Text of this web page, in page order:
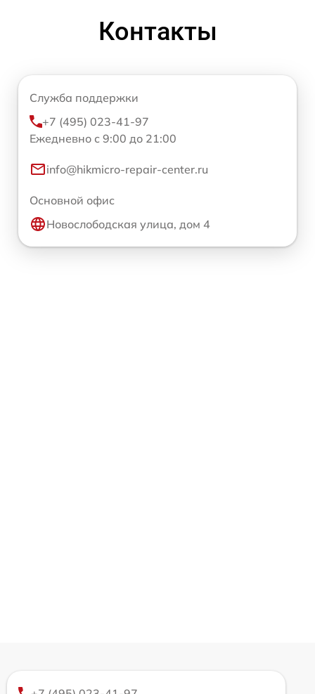
Контакты
Служба поддержки
+7 (495) 023-41-97
Ежедневно с 9:00 до 21:00
info@hikmicro-repair-center.ru
Основной офис
Новослободская улица, дом 4